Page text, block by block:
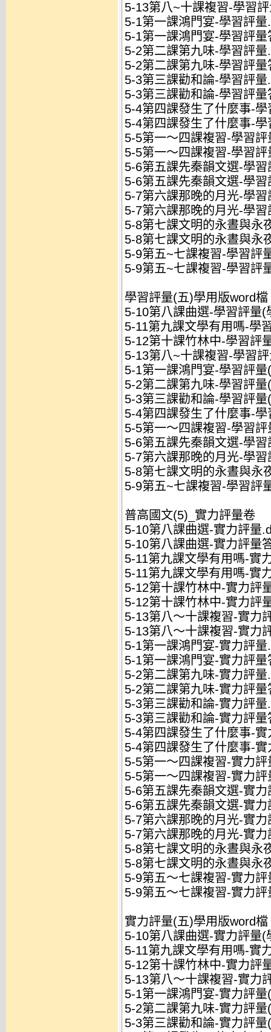
5-13第八~十課複習-學習
5-1第一課鴻門宴-學習評量
5-1第一課鴻門宴-學習評
5-2第二課第九味-學習評量
5-2第二課第九味-學習評
5-3第三課勸和論-學習評量
5-3第三課勸和論-學習評
5-4第四課發生了什麼事-
5-4第四課發生了什麼事-
5-5第一～四課複習-學習評
5-5第一～四課複習-學習
5-6第五課先秦韻文選-學習
5-6第五課先秦韻文選-學
5-7第六課那晚的月光-學習
5-7第六課那晚的月光-學
5-8第七課文明的永晝與永
5-8第七課文明的永晝與永
5-9第五~七課複習-學習評
5-9第五~七課複習-學習評
學習評量(五)學用版word檔
5-10第八課曲選-學習評量(
5-11第九課文學有用嗎-學
5-12第十課竹林中-學習評
5-13第八~十課複習-學習
5-1第一課鴻門宴-學習評
5-2第二課第九味-學習評
5-3第三課勸和論-學習評
5-4第四課發生了什麼事-
5-5第一～四課複習-學習
5-6第五課先秦韻文選-學
5-7第六課那晚的月光-學
5-8第七課文明的永晝與永
5-9第五~七課複習-學習評
普高國文(5)_實力評量卷
5-10第八課曲選-實力評量
5-10第八課曲選-實力評量
5-11第九課文學有用嗎-實
5-11第九課文學有用嗎-實
5-12第十課竹林中-實力評
5-12第十課竹林中-實力評
5-13第八～十課複習-實力
5-13第八～十課複習-實力
5-1第一課鴻門宴-實力評量
5-1第一課鴻門宴-實力評
5-2第二課第九味-實力評量
5-2第二課第九味-實力評
5-3第三課勸和論-實力評量
5-3第三課勸和論-實力評
5-4第四課發生了什麼事-
5-4第四課發生了什麼事-
5-5第一～四課複習-實力評
5-5第一～四課複習-實力
5-6第五課先秦韻文選-實力
5-6第五課先秦韻文選-實
5-7第六課那晚的月光-實力
5-7第六課那晚的月光-實
5-8第七課文明的永晝與永
5-8第七課文明的永晝與永
5-9第五～七課複習-實力評
5-9第五～七課複習-實力
實力評量(五)學用版word檔
5-10第八課曲選-實力評量(
5-11第九課文學有用嗎-實
5-12第十課竹林中-實力評
5-13第八～十課複習-實力
5-1第一課鴻門宴-實力評
5-2第二課第九味-實力評
5-3第三課勸和論-實力評